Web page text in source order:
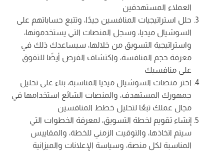
العملاء المستهدفين
حلل استراتيجيات المنافسين جيدًا، وتتبع حساباتهم على
السوشيال ميديا، وسجل المنصات التي يستخدمونها،
واستراتيجية التسويق من خلالها، سيساعدك ذلك في
معرفة حجم المنافسة، واكتشاف الفرص أيضًا للتفوق
على منافسيك
اختر منصات السوشيال ميديا المناسبة، بناء على تحليل
جمهورك المستهدف، والمنصات الشائع استخدامها في
مجال عملك تبعًا لتحليل خطط المنافسين
إنشاء تقويم لخطة التسويق، لمعرفة الخطوات التي
سيتم اتخاذها، والتوقيت الزمني للخطة، والمقاييس
المناسبة لكل منصة، وسياسة الإعلانات والميزانية